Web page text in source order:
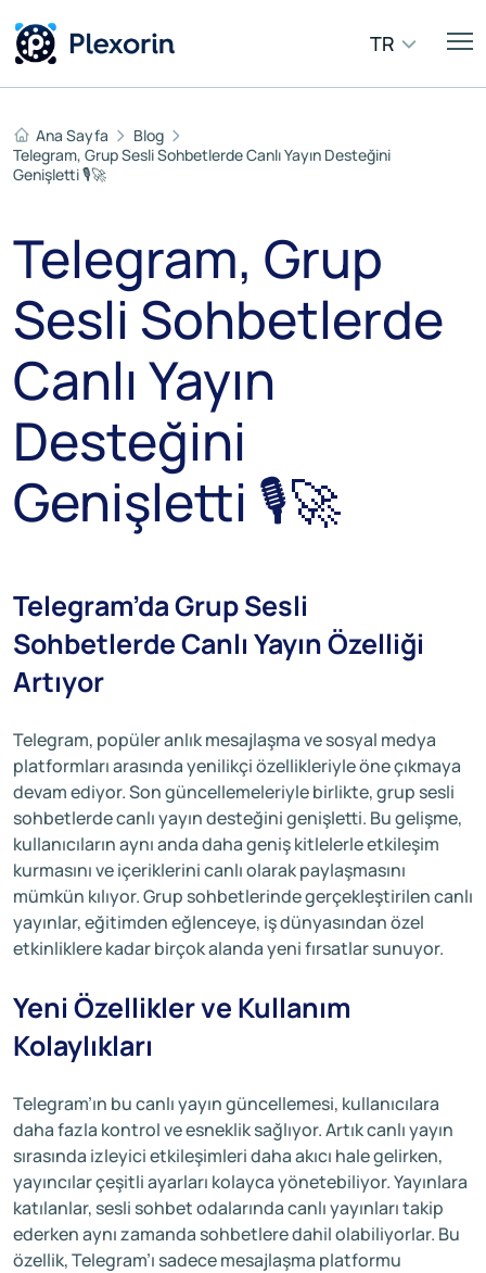
TR
Ana Sayfa
Blog
Telegram, Grup Sesli Sohbetlerde Canlı Yayın Desteğini
Genişletti 🎙️🚀
Telegram, Grup
Sesli Sohbetlerde
Canlı Yayın
Desteğini
Genişletti 🎙️🚀
Telegram’da Grup Sesli
Sohbetlerde Canlı Yayın Özelliği
Artıyor
Telegram, popüler anlık mesajlaşma ve sosyal medya
platformları arasında yenilikçi özellikleriyle öne çıkmaya
devam ediyor. Son güncellemeleriyle birlikte, grup sesli
sohbetlerde canlı yayın desteğini genişletti. Bu gelişme,
kullanıcıların aynı anda daha geniş kitlelerle etkileşim
kurmasını ve içeriklerini canlı olarak paylaşmasını
mümkün kılıyor. Grup sohbetlerinde gerçekleştirilen canlı
yayınlar, eğitimden eğlenceye, iş dünyasından özel
etkinliklere kadar birçok alanda yeni fırsatlar sunuyor.
Yeni Özellikler ve Kullanım
Kolaylıkları
Telegram’ın bu canlı yayın güncellemesi, kullanıcılara
daha fazla kontrol ve esneklik sağlıyor. Artık canlı yayın
sırasında izleyici etkileşimleri daha akıcı hale gelirken,
yayıncılar çeşitli ayarları kolayca yönetebiliyor. Yayınlara
katılanlar, sesli sohbet odalarında canlı yayınları takip
ederken aynı zamanda sohbetlere dahil olabiliyorlar. Bu
özellik, Telegram’ı sadece mesajlaşma platformu